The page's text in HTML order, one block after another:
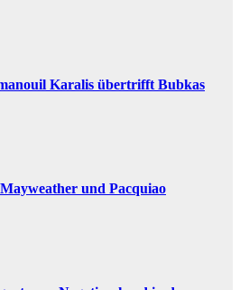
Karalis übertrifft Bubkas
und Pacquiao